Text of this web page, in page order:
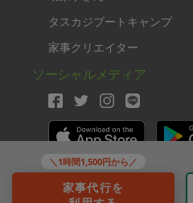
＼1時間1,500円から／
家事代行を
タスカジブートキャンプ
家事クリエイター
ソーシャルメディア